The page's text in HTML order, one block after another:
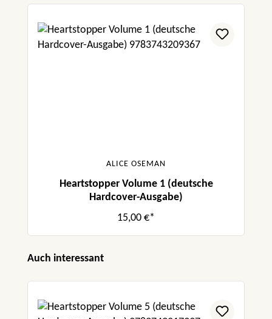
ALICE OSEMAN
Heartstopper Volume 1 (deutsche
Hardcover-Ausgabe)
15,00 €*
Produktgalerie überspringen
Auch interessant